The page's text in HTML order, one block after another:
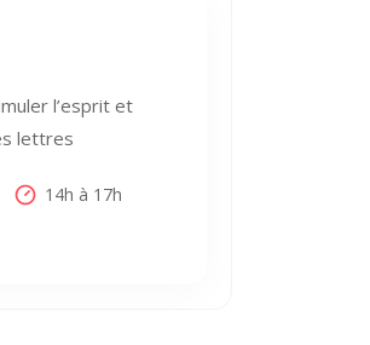
l’esprit et
lettres
14h à 17h